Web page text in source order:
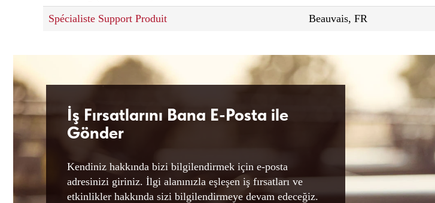
Spécialiste Support Produit Beauvais, FR
İş Fırsatlarını Bana E-Posta ile
Gönder
Kendiniz hakkında bizi bilgilendirmek için e-posta
adresinizi giriniz. İlgi alanınızla eşleşen iş fırsatları ve
etkinlikler hakkında sizi bilgilendirmeye devam edeceğiz.